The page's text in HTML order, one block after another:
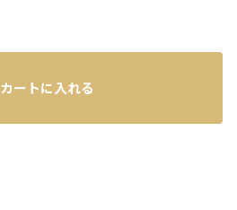
カートに入れる